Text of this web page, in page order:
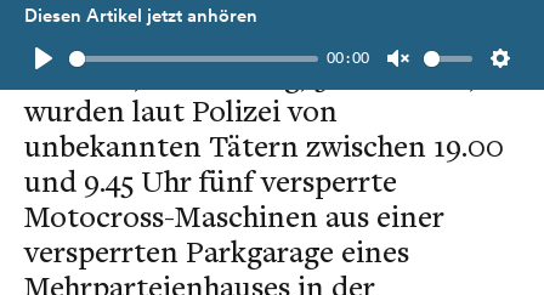
Diesen Artikel jetzt anhören
Play
00:00
Unmute
In der Nacht von Sonntag, 29.
Oktober, auf Montag, 30. Oktober,
wurden laut Polizei von
unbekannten Tätern zwischen 19.00
und 9.45 Uhr fünf versperrte
Motocross-Maschinen aus einer
versperrten Parkgarage eines
Mehrparteienhauses in der